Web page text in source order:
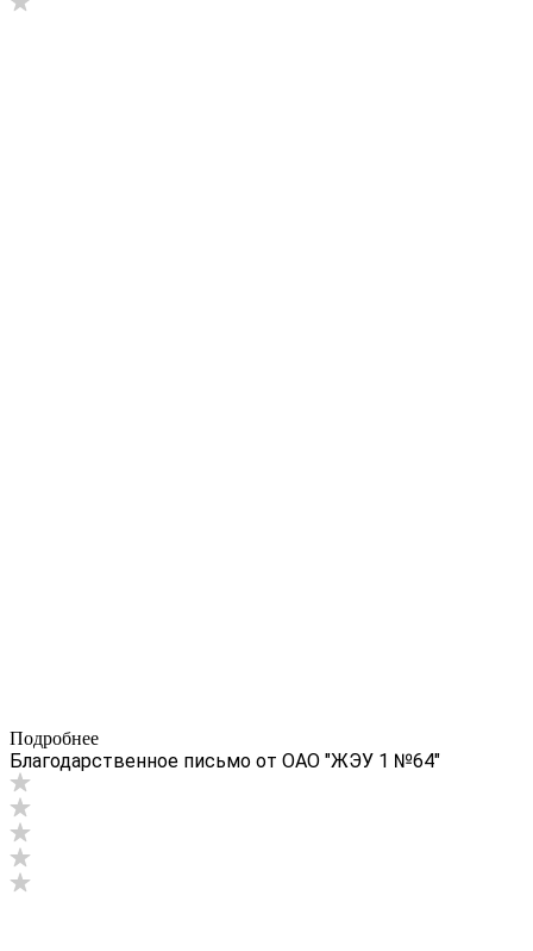
Подробнее
Благодарственное письмо от ОАО "ЖЭУ 1 №64"